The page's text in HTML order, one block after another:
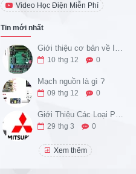
Video Học Điện Miễn Phí
Tin mới nhất
Giới thiệu cơ bản về IC 8051 và tập lệnh ASM
10 thg 12 0
Mạch nguồn là gì ?
09 thg 12 0
Giới Thiệu Các Loại PLC Họ FX của Mitsubishi Và Ứng Dụng Thực Tế
29 thg 3 0
Xem thêm